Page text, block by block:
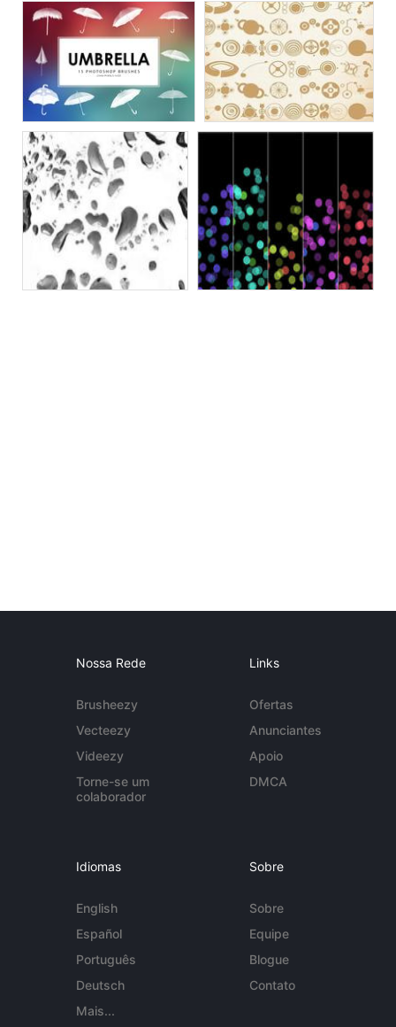
Nossa Rede
Brusheezy
Vecteezy
Videezy
Torne-se um
colaborador
Links
Ofertas
Anunciantes
Apoio
DMCA
Idiomas
English
Español
Português
Deutsch
Mais...
Sobre
Sobre
Equipe
Blogue
Contato